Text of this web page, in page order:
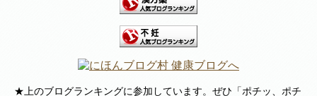
★上のブログランキングに参加しています。ぜひ「ポチッ、ポチ